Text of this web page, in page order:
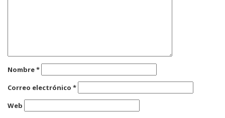
Nombre*
Correo electrónico *
Web